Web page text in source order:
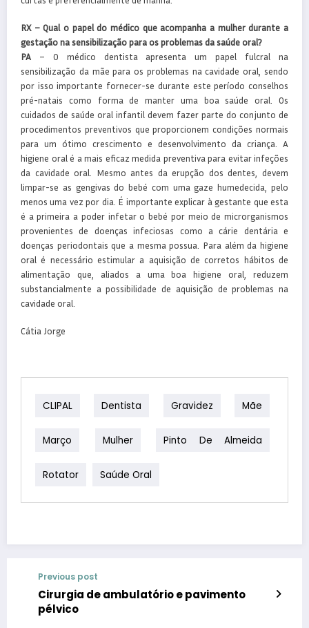
RX – Qual o papel do médico que acompanha a mulher durante a
gestação na sensibilização para os problemas da saúde oral?
PA – O médico dentista apresenta um papel fulcral na
sensibilização da mãe para os problemas na cavidade oral, sendo
por isso importante fornecer-se durante este período conselhos
pré-natais como forma de manter uma boa saúde oral. Os
cuidados de saúde oral infantil devem fazer parte do conjunto de
procedimentos preventivos que proporcionem condições normais
para um ótimo crescimento e desenvolvimento da criança. A
higiene oral é a mais eficaz medida preventiva para evitar infeções
da cavidade oral. Mesmo antes da erupção dos dentes, devem
limpar-se as gengivas do bebé com uma gaze humedecida, pelo
menos uma vez por dia. É importante explicar à gestante que esta
é a primeira a poder infetar o bebé por meio de microrganismos
provenientes de doenças infeciosas como a cárie dentária e
doenças periodontais que a mesma possua. Para além da higiene
oral é necessário estimular a aquisição de corretos hábitos de
alimentação que, aliados a uma boa higiene oral, reduzem
substancialmente a possibilidade de aquisição de problemas na
cavidade oral.
Cátia Jorge
CLIPAL Dentista Gravidez Mãe
Março Mulher Pinto De Almeida
Rotator Saúde Oral
Previous post
Cirurgia de ambulatório e pavimento
pélvico